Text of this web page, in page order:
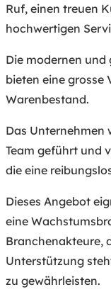
Ruf, einen treuen
hochwertigen
Die modernen
bieten eine
Warenbestand.
Das Unternehmen
Team geführt und
die eine
Dieses Angebot
eine
Branchenakteure,
Unterstützung
zu gewährleisten.